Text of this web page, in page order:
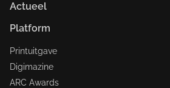
Actueel
Platform
Printuitgave
Digimazine
ARC Awards